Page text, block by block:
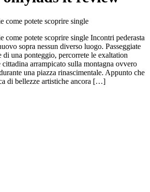
come potete scoprire single
come potete scoprire single Incontri pederasta
sopra nessun diverso luogo. Passeggiate
di una ponteggio, percorrete le exaltation
arrampicato sulla montagna ovvero
una piazza rinascimentale. Appunto che
di bellezze artistiche ancora […]